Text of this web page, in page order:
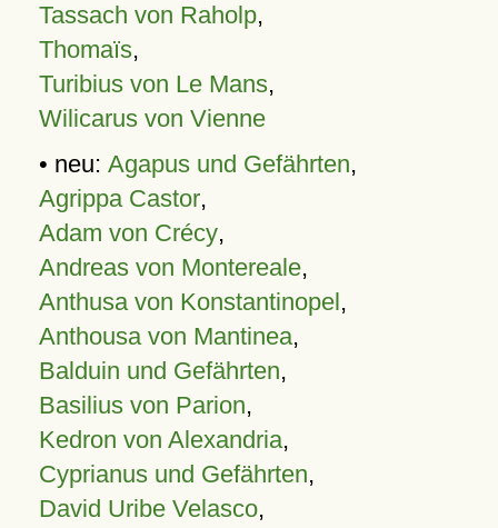
Tassach von Raholp,
Thomaïs,
Turibius von Le Mans,
Wilicarus von Vienne
• neu: Agapus und Gefährten,
Agrippa Castor,
Adam von Crécy,
Andreas von Montereale,
Anthusa von Konstantinopel,
Anthousa von Mantinea,
Balduin und Gefährten,
Basilius von Parion,
Kedron von Alexandria,
Cyprianus und Gefährten,
David Uribe Velasco,